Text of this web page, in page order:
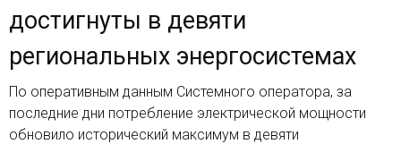
достигнуты в девяти
региональных энергосистемах
По оперативным данным Системного оператора, за
последние дни потребление электрической мощности
обновило исторический максимум в девяти